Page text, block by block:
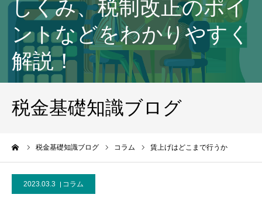
しくみ、税制改正のポイ
ントなどをわかりやすく
解説！
税金基礎知識ブログ
税金基礎知識ブログ コラム 賃上げはどこまで行うか
2023.03.3 コラム